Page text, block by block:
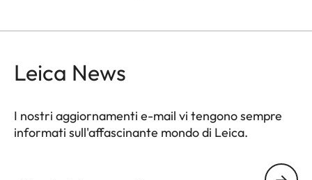
Leica News
I nostri aggiornamenti e-mail vi tengono sempre
informati sull'affascinante mondo di Leica.